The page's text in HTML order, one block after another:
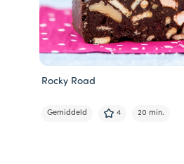
Rocky Road
Gemiddeld 4 20 min.